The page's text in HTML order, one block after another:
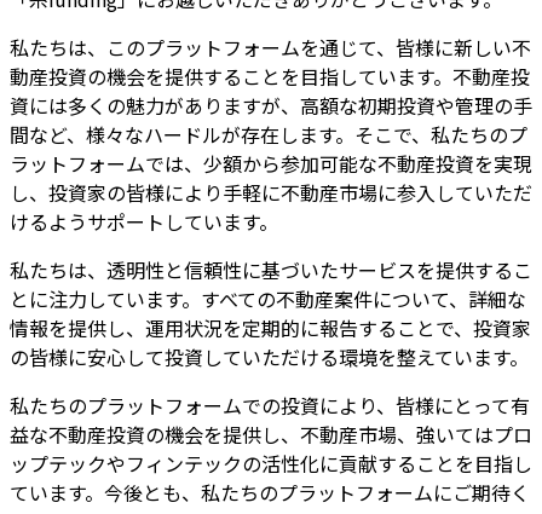
私たちは、このプラットフォームを通じて、皆様に新しい不
動産投資の機会を提供することを目指しています。不動産投
資には多くの魅力がありますが、高額な初期投資や管理の手
間など、様々なハードルが存在します。そこで、私たちのプ
ラットフォームでは、少額から参加可能な不動産投資を実現
し、投資家の皆様により手軽に不動産市場に参入していただ
けるようサポートしています。
私たちは、透明性と信頼性に基づいたサービスを提供するこ
とに注力しています。すべての不動産案件について、詳細な
情報を提供し、運用状況を定期的に報告することで、投資家
の皆様に安心して投資していただける環境を整えています。
私たちのプラットフォームでの投資により、皆様にとって有
益な不動産投資の機会を提供し、不動産市場、強いてはプロ
ップテックやフィンテックの活性化に貢献することを目指し
ています。今後とも、私たちのプラットフォームにご期待く